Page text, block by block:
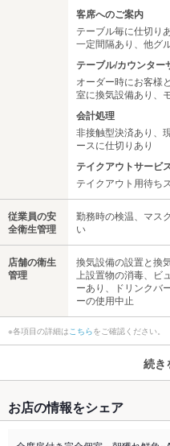
客席へのご案内
テーブル毎に仕切り
一定間隔あり、他グ
テーブル/カウンター
オーダー時にお客様
室に換気設備あり、
会計処理
非接触型決済あり、
ースに仕切りあり
テイクアウトサービ
テイクアウト用待ち
従業員の安
全衛生管理
勤務時の検温、マス
い
店舗の衛生
管理
換気設備の設置と換
上設置物の消毒、ビ
ーあり、ドリンクバ
ーの使用中止
※各項目の詳細はこちらをご確認ください。
続き
禁煙・喫煙
分煙（仕切りあり）
お店の情報をシェア